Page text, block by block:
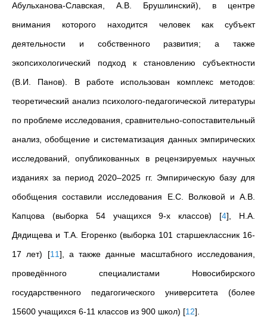
Абульханова-Славская, А.В. Брушлинский), в центре
внимания которого находится человек как субъект
деятельности и собственного развития; а также
экопсихологический подход к становлению субъектности
(В.И. Панов). В работе использован комплекс методов:
теоретический анализ психолого-педагогической литературы
по проблеме исследования, сравнительно-сопоставительный
анализ, обобщение и систематизация данных эмпирических
исследований, опубликованных в рецензируемых научных
изданиях за период 2020–2025 гг. Эмпирическую базу для
обобщения составили исследования Е.С. Волковой и А.В.
Капцова (выборка 54 учащихся 9-х классов) [4] , Н.А.
Дядищева и Т.А. Егоренко (выборка 101 старшеклассник 16-
17 лет) [11] , а также данные масштабного исследования,
проведённого специалистами Новосибирского
государственного педагогического университета (более
15600 учащихся 6-11 классов из 900 школ) [12]